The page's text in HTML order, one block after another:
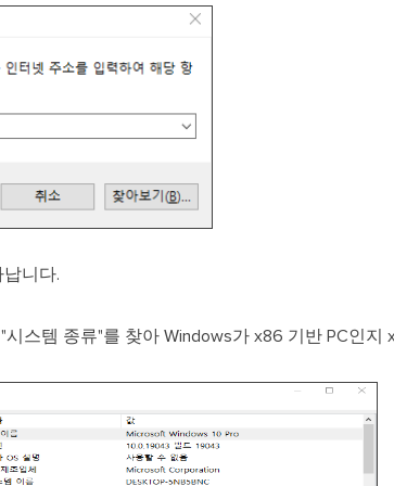
니다.
시스템 종류"를 찾아 Windows가 x86 기반 PC인지